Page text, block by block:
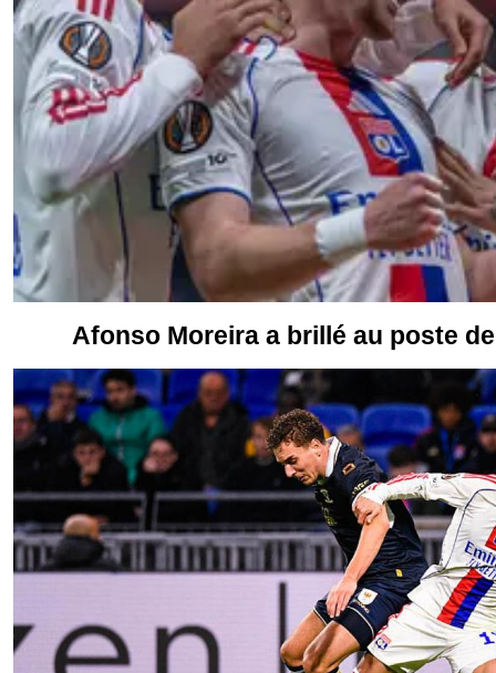
Afonso Moreira a brillé au poste